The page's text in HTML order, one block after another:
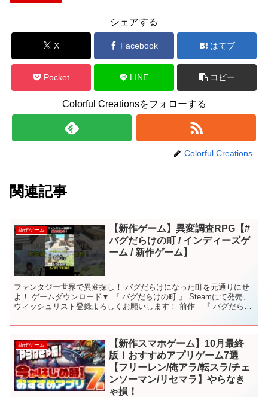
シェアする
X Facebook はてブ
Pocket LINE コピー
Colorful Creationsをフォローする
Colorful Creations
関連記事
新作ゲーム
【新作ゲーム】異変調査RPG【#
バグだらけの町 / インディーズゲ
ーム / 新作ゲーム】
ファンタジー世界で異変探し！ バグだらけになった町を元通りにせ
よ！ ゲームダウンロード▼ 『 バグだらけの町 』 Steamにて発売、
ウィッシュリスト登録よろしくお願いします！ 前作 『 バグだらけ
新作ゲーム
【新作スマホゲーム】10月最終
版！おすすめアプリゲーム7選
【フリーレン/俺アラ/転スラ/チェ
ンソーマン/リセマラ】やらなき
ゃ損！